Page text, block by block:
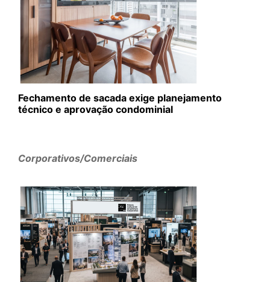
Fechamento de sacada exige planejamento
técnico e aprovação condominial
Corporativos/Comerciais